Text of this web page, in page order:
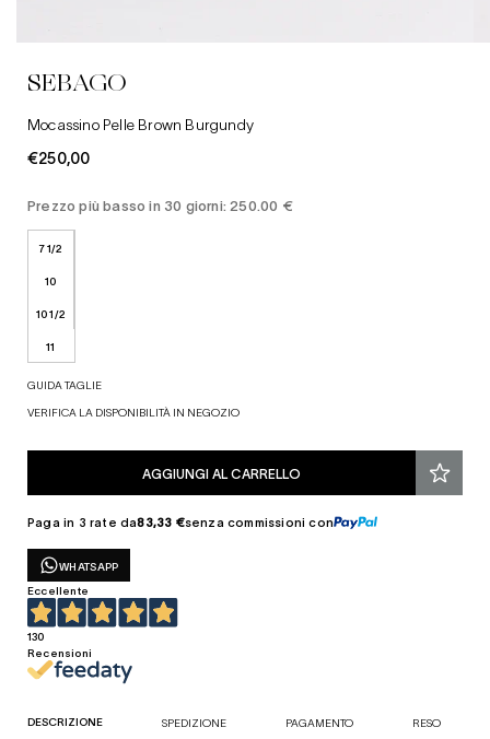
SEBAGO
Mocassino Pelle Brown Burgundy
€250,00
Prezzo più basso in 30 giorni: 250.00 €
7 1/2
10
10 1/2
11
GUIDA TAGLIE
VERIFICA LA DISPONIBILITÀ IN NEGOZIO
AGGIUNGI AL CARRELLO
Paga in 3 rate da83,33 €senza commissioni con
WHATSAPP
Eccellente
130
Recensioni
DESCRIZIONE SPEDIZIONE PAGAMENTO RESO
Jeans
Cappelli